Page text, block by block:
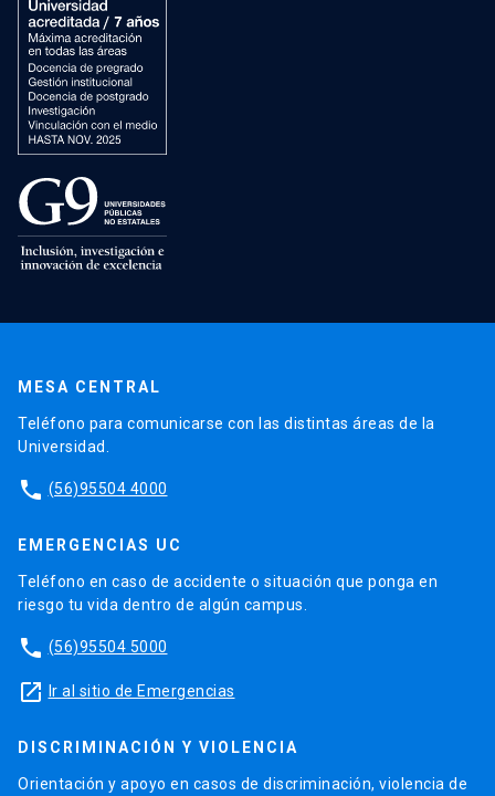
MESA CENTRAL
Teléfono para comunicarse con las distintas áreas de la
Universidad.
phone (56)95504 4000
EMERGENCIAS UC
Teléfono en caso de accidente o situación que ponga en
riesgo tu vida dentro de algún campus.
phone (56)95504 5000
launch Ir al sitio de Emergencias
DISCRIMINACIÓN Y VIOLENCIA
Orientación y apoyo en casos de discriminación, violencia de